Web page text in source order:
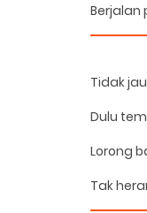
Berjalan
Tidak
Dulu
Lorong
Tak